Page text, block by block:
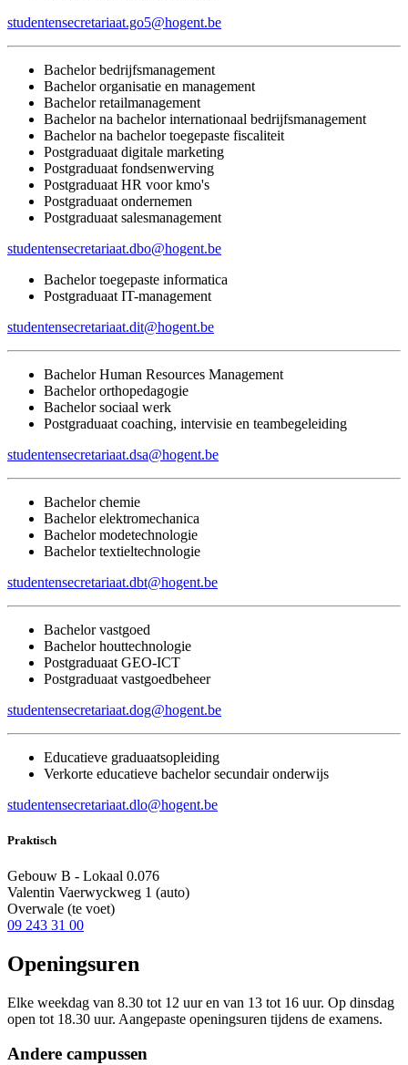
studentensecretariaat.go5@hogent.be
Bachelor bedrijfsmanagement
Bachelor organisatie en management
Bachelor retailmanagement
Bachelor na bachelor internationaal bedrijfsmanagement
Bachelor na bachelor toegepaste fiscaliteit
Postgraduaat digitale marketing
Postgraduaat fondsenwerving
Postgraduaat HR voor kmo's
Postgraduaat ondernemen
Postgraduaat salesmanagement
studentensecretariaat.dbo@hogent.be
Bachelor toegepaste informatica
Postgraduaat IT-management
studentensecretariaat.dit@hogent.be
Bachelor Human Resources Management
Bachelor orthopedagogie
Bachelor sociaal werk
Postgraduaat coaching, intervisie en teambegeleiding
studentensecretariaat.dsa@hogent.be
Bachelor chemie
Bachelor elektromechanica
Bachelor modetechnologie
Bachelor textieltechnologie
studentensecretariaat.dbt@hogent.be
Bachelor vastgoed
Bachelor houttechnologie
Postgraduaat GEO-ICT
Postgraduaat vastgoedbeheer
studentensecretariaat.dog@hogent.be
Educatieve graduaatsopleiding
Verkorte educatieve bachelor secundair onderwijs
studentensecretariaat.dlo@hogent.be
Praktisch
Gebouw B - Lokaal 0.076
Valentin Vaerwyckweg 1 (auto)
Overwale (te voet)
09 243 31 00
Openingsuren
Elke weekdag van 8.30 tot 12 uur en van 13 tot 16 uur. Op dinsdag
open tot 18.30 uur. Aangepaste openingsuren tijdens de examens.
Andere campussen